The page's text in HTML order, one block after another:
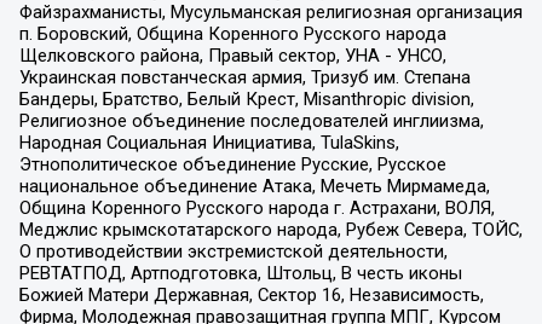
Файзрахманисты, Мусульманская религиозная организация
п. Боровский, Община Коренного Русского народа
Щелковского района, Правый сектор, УНА - УНСО,
Украинская повстанческая армия, Тризуб им. Степана
Бандеры, Братство, Белый Крест, Misanthropic division,
Религиозное объединение последователей инглиизма,
Народная Социальная Инициатива, TulaSkins,
Этнополитическое объединение Русские, Русское
национальное объединение Атака, Мечеть Мирмамеда,
Община Коренного Русского народа г. Астрахани, ВОЛЯ,
Меджлис крымскотатарского народа, Рубеж Севера, ТОЙС,
О противодействии экстремистской деятельности,
РЕВТАТПОД, Артподготовка, Штольц, В честь иконы
Божией Матери Державная, Сектор 16, Независимость,
Фирма, Молодежная правозащитная группа МПГ, Курсом